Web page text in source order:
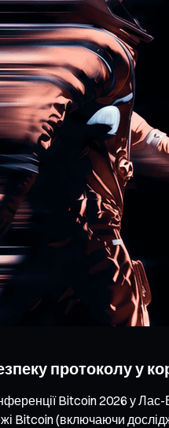
протоколу у
Bitcoin 2026 у
(включаючи